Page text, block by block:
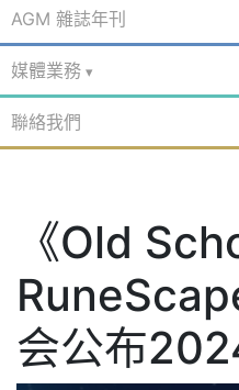
AGM 雜誌年刊
媒體業務
聯絡我們
《Old
会公布